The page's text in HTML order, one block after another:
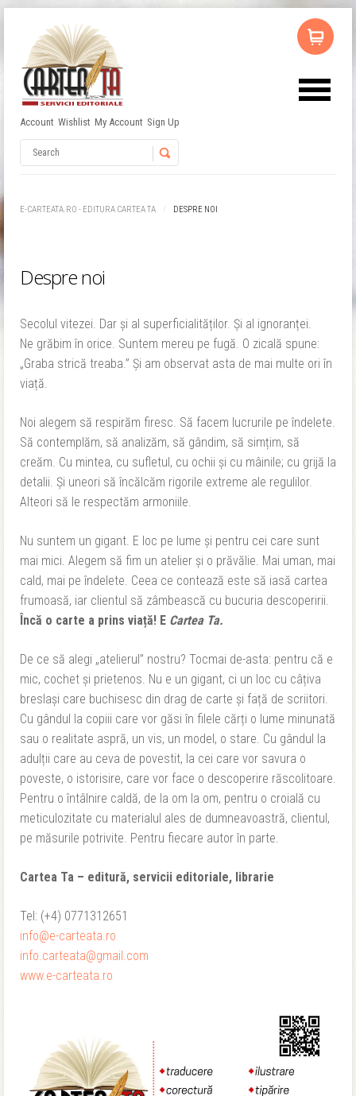
Account Wishlist My Account Sign Up
E-CARTEATA.RO - EDITURA CARTEA TA DESPRE NOI
Despre noi
Secolul vitezei. Dar și al superficialităților. Și al ignoranței.
Ne grăbim în orice. Suntem mereu pe fugă. O zicală spune:
„Graba strică treaba.” Și am observat asta de mai multe ori în
viață.
Noi alegem să respirăm firesc. Să facem lucrurile pe îndelete.
Să contemplăm, să analizăm, să gândim, să simțim, să
creăm. Cu mintea, cu sufletul, cu ochii și cu mâinile; cu grijă la
detalii. Și uneori să încălcăm rigorile extreme ale regulilor.
Alteori să le respectăm armoniile.
Nu suntem un gigant. E loc pe lume și pentru cei care sunt
mai mici. Alegem să fim un atelier și o prăvălie. Mai uman, mai
cald, mai pe îndelete. Ceea ce contează este să iasă cartea
frumoasă, iar clientul să zâmbească cu bucuria descoperirii.
Încă o carte a prins viață! E Cartea Ta.
De ce să alegi „atelierul” nostru? Tocmai de-asta: pentru că e
mic, cochet și prietenos. Nu e un gigant, ci un loc cu câțiva
breslași care buchisesc din drag de carte și față de scriitori.
Cu gândul la copiii care vor găsi în filele cărți o lume minunată
sau o realitate aspră, un vis, un model, o stare. Cu gândul la
adulții care au ceva de povestit, la cei care vor savura o
poveste, o istorisire, care vor face o descoperire răscolitoare.
Pentru o întâlnire caldă, de la om la om, pentru o croială cu
meticulozitate cu materialul ales de dumneavoastră, clientul,
pe măsurile potrivite. Pentru fiecare autor în parte.
Cartea Ta – editură, servicii editoriale, librarie
Tel: (+4) 0771312651
info@e-carteata.ro
info.carteata@gmail.com
www.e-carteata.ro
Nu ai niciun produs în coș.